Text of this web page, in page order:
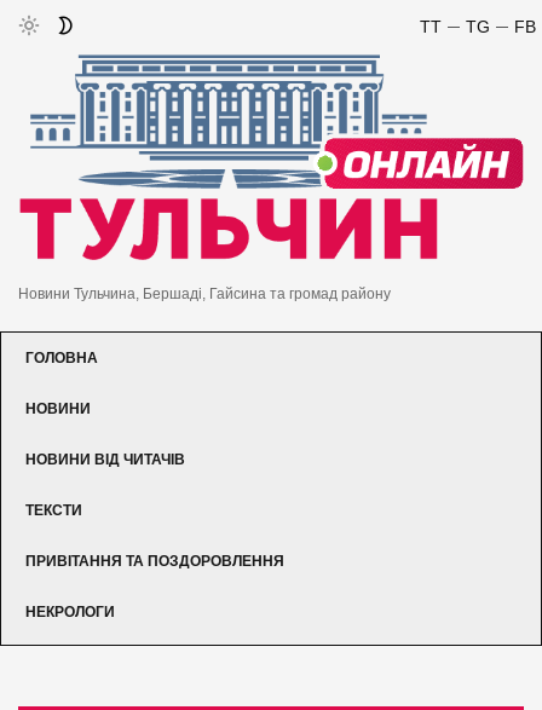
FB
TG
TT
Новини Тульчина, Бершаді, Гайсина та громад району
ГОЛОВНА
НОВИНИ
НОВИНИ ВІД ЧИТАЧІВ
ТЕКСТИ
ПРИВІТАННЯ ТА ПОЗДОРОВЛЕННЯ
НЕКРОЛОГИ